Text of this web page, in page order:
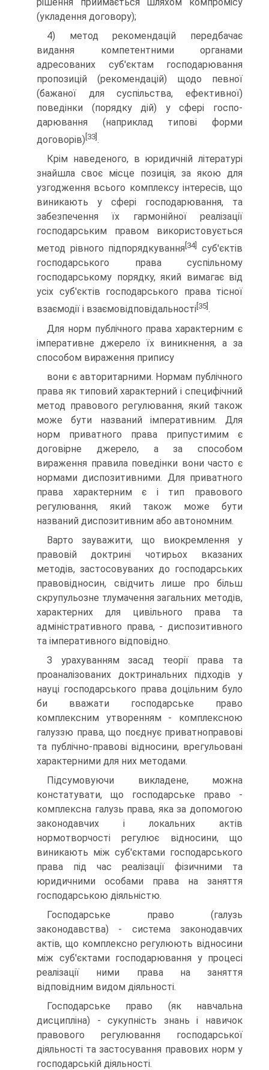
(укладення договору);
4) метод рекомендацій передбачає
видання компетент­ними органами
адресованих суб'єктам господарювання
пропозицій (рекомендацій) щодо певної
(бажаної для суспі­льства, ефективної)
поведінки (порядку дій) у сфері госпо­
дарювання (наприклад типові форми
договорів) [33].
Крім наведеного, в юридичній літературі
знайшла своє місце позиція, за якою для
узгодження всього комплексу інтересів, що
виникають у сфері господарювання, та
забез­печення їх гармонійної реалізації
господарським правом використовується
метод рівного підпорядкування [34]
суб'єктів
господарського права суспільному
господарському порядку, який вимагає від
усіх суб'єктів господарського права тісної
взаємодії і взаємовідповідальності [35] .
Для норм публічного права характерним є
імперативне джерело їх виникнення, а за
способом вираження припису
вони є авторитарними. Нормам публічного
права як типо­вий характерний і специфічний
метод правового регулю­вання, який також
може бути названий імперативним. Для
норм приватного права припустимим є
договірне джерело, а за способом
вираження правила поведінки вони часто є
но­рмами диспозитивними. Для приватного
права характер­ним є і тип правового
регулювання, який також може бути
названий диспозитивним або автономним.
Варто зауважити, що виокремлення у
правовій доктрині чотирьох вказаних
методів, застосовуваних до господарсь­ких
правовідносин, свідчить лише про більш
скрупульозне тлумачення загальних методів,
характерних для цивільного права та
адміністративного права, - диспозитивного
та ім­перативного відповідно.
З урахуванням засад теорії права та
проаналізованих доктринальних підходів у
науці господарського права доці­льним було
би вважати господарське право
комплексним утворенням - комплексною
галуззю права, що поєднує при­ватноправові
та публічно-правові відносини, врегульовані
характерними для них методами.
Підсумовуючи викладене, можна
констатувати, що гос­подарське право -
комплексна галузь права, яка за допомо­гою
законодавчих і локальних актів
нормотворчості регулює відносини, що
виникають між суб'єктами господарського
права під час реалізації фізичними та
юридичними особами права на заняття
господарською діяльністю.
Господарське право (галузь
законодавства) - система законодавчих
актів, що комплексно регулюють відносини
між суб'єктами господарювання у процесі
реалізації ними права на заняття
відповідним видом діяльності.
Господарське право (як навчальна
дисципліна) - сукуп­ність знань і навичок
правового регулювання господарської
діяльності та застосування правових норм у
господарській діяльності.